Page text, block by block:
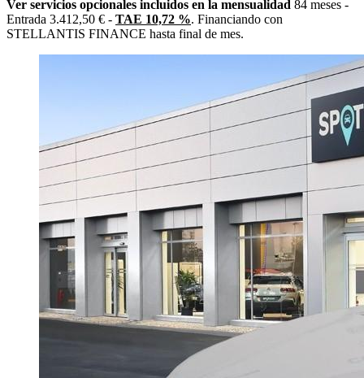
Ver servicios opcionales incluidos en la mensualidad 84 meses -
Entrada 3.412,50 € - TAE 10,72 %. Financiando con
STELLANTIS FINANCE hasta final de mes.